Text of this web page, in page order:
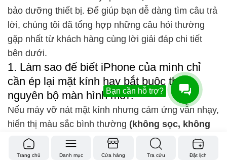
bảo dưỡng thiết bị. Để giúp bạn dễ dàng tìm câu trả
lời, chúng tôi đã tổng hợp những câu hỏi thường
gặp nhất từ khách hàng cùng lời giải đáp chi tiết
bên dưới.
1. Làm sao để biết iPhone của mình chỉ
cần ép lại mặt kính hay bắt buộc thay
nguyên bộ màn hình mới?
Nếu máy vỡ nát mặt kính nhưng cảm ứng vẫn nhạy,
hiển thị màu sắc bình thường (không sọc, không
đốm đen, không chớp nháy)
, bạn chỉ cần ép kính
Nếu cảm ứng liệt theo vùng hoặc màn hình
tối đen,
Trang chủ Danh mục Cửa hàng Tra cứu Đặt lịch
Bạn cần hỗ trợ?